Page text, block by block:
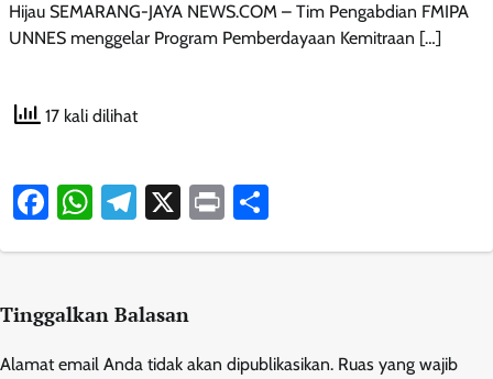
Hijau SEMARANG-JAYA NEWS.COM – Tim Pengabdian FMIPA
UNNES menggelar Program Pemberdayaan Kemitraan […]
17 kali dilihat
Facebook
WhatsApp
Telegram
X Print
Tinggalkan Balasan
Alamat email Anda tidak akan dipublikasikan. Ruas yang wajib